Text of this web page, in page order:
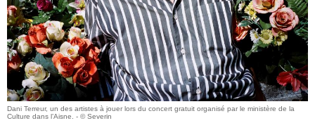
Dani Terreur, un des artistes à jouer lors du concert gratuit organisé par le ministère de la
Culture dans l’Aisne. - © Severin